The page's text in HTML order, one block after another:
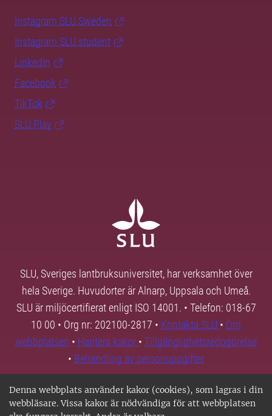
Denna webbplats använder kakor (cookies), som lagras i din
webbläsare. Vissa kakor är nödvändiga för att webbplatsen
Instagram SLU.Sweden
Instagram SLU.student
LinkedIn
Facebook
TikTok
SLU Play
SLU, Sveriges lantbruksuniversitet, har verksamhet över
hela Sverige. Huvudorter är Alnarp, Uppsala och Umeå.
SLU är miljöcertifierat enligt ISO 14001. • Telefon: 018-67
10 00 • Org nr: 202100-2817 • Kontakta SLU • Om
webbplatsen • Hantera kakor • Tillgänglighetsredogörelse
• Behandling av personuppgifter